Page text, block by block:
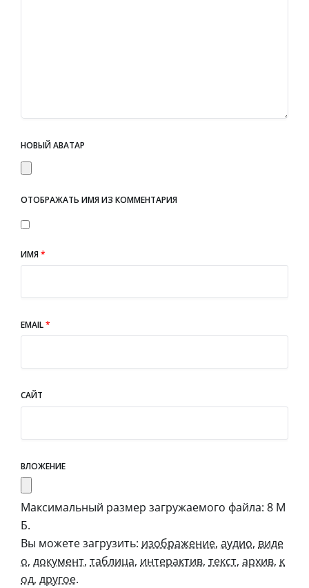
НОВЫЙ АВАТАР
ОТОБРАЖАТЬ ИМЯ ИЗ КОММЕНТАРИЯ
ИМЯ*
EMAIL*
САЙТ
ВЛОЖЕНИЕ
Максимальный размер загружаемого файла: 8 М
Б.
Вы можете загрузить: изображение, аудио, виде
о, документ, таблица, интерактив, текст, архив, к
од, другое.